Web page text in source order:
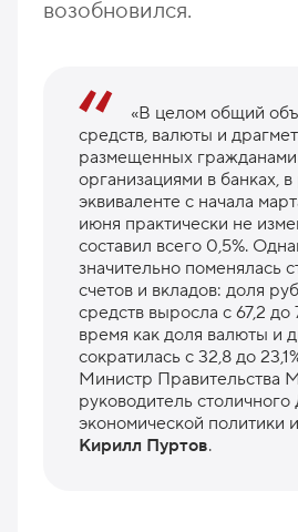
возобновился.
«В целом общий
средств, валюты и
размещенных
организациями в банках,
эквиваленте с начала
июня практически не
составил всего 0,5%.
значительно поменялась
счетов и вкладов: доля
средств выросла с 67,2 до
время как доля валюты и
сократилась с 32,8 до
Министр Правительства
руководитель
экономической политики
Кирилл Пуртов.